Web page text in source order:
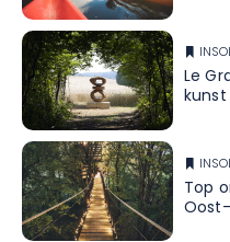
Le
Top